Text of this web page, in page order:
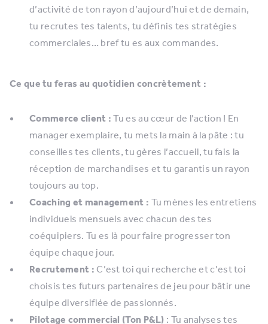
d’activité de ton rayon d’aujourd’hui et de demain,
tu recrutes tes talents, tu définis tes stratégies
commerciales… bref tu es aux commandes.
Ce que tu feras au quotidien concrètement :
Commerce client : Tu es au cœur de l’action ! En
manager exemplaire, tu mets la main à la pâte : tu
conseilles tes clients, tu gères l’accueil, tu fais la
réception de marchandises et tu garantis un rayon
toujours au top.
Coaching et management : Tu mènes les entretiens
individuels mensuels avec chacun des tes
coéquipiers. Tu es là pour faire progresser ton
équipe chaque jour.
Recrutement : C’est toi qui recherche et c’est toi
choisis tes futurs partenaires de jeu pour bâtir une
équipe diversifiée de passionnés.
Pilotage commercial (Ton P&L) : Tu analyses tes